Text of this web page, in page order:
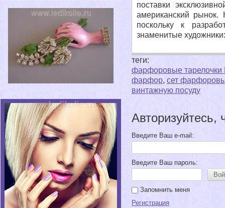
поставки
американский
поскольку к
знаменитые
теги:
фарфоровые тарелочки
фарфор, сет
винтажную посуду
Авторизуйтесь,
Введите Ваш e-mail:
Введите Ваш пароль:
Запомнить меня
Регистрация